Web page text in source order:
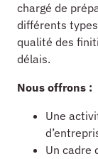
chargé de
différents
qualité des
délais.
Nous offrons :
Une
Un cadre